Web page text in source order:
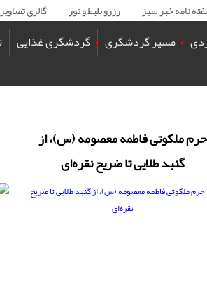
نامه خبر سبز رزرو بلیط و تور گالری تصاویر
مسیر گردشگری گردشگری غذایی
حرم ملکوتی فاطمه معصومه (س)، از
گنبد طلایی تا ضریح نقره‌ای